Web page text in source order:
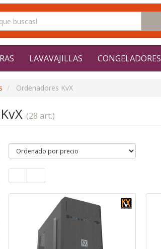
LAVAVAJILLAS CONGELADORES
Ordenadores KvX
(28 art.)